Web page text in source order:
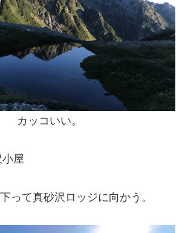
カッコいい。
屋
って真砂沢ロッジに向かう。